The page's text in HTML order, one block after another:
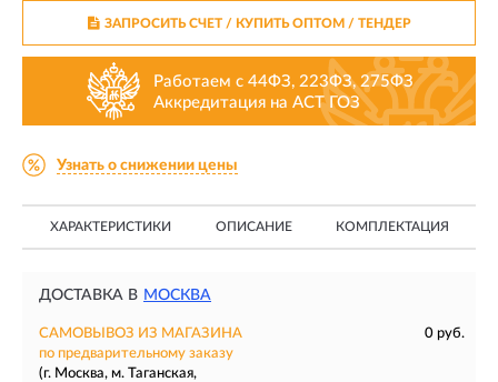
ЗАПРОСИТЬ СЧЕТ / КУПИТЬ ОПТОМ/ ТЕНДЕР
Работаем с 44ФЗ, 223ФЗ, 275ФЗ
Аккредитация на АСТ ГОЗ
Узнать о снижении цены
ХАРАКТЕРИСТИКИ ОПИСАНИЕ КОМПЛЕКТАЦИЯ
ДОСТАВКА В МОСКВА
САМОВЫВОЗ ИЗ МАГАЗИНА
0 руб.
по предварительному заказу
(г. Москва, м. Таганская,